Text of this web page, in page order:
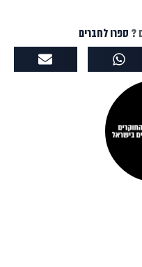
? ספרו לחברים